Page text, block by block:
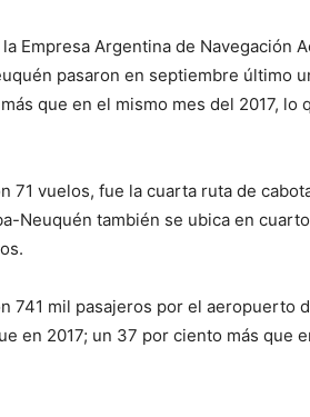
Empresa Argentina de Navegación
pasaron en septiembre último
que en el mismo mes del 2017, lo
71 vuelos, fue la cuarta ruta de
Neuquén también se ubica en
741 mil pasajeros por el aeropuerto
en 2017; un 37 por ciento más que